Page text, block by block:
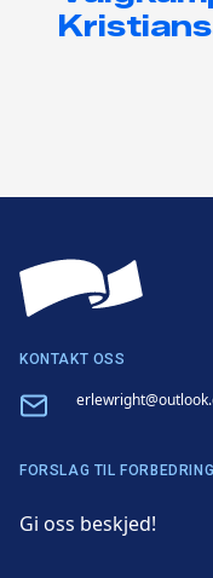
KONTAKT OSS
Email
FORSLAG TIL
Gi oss beskjed!